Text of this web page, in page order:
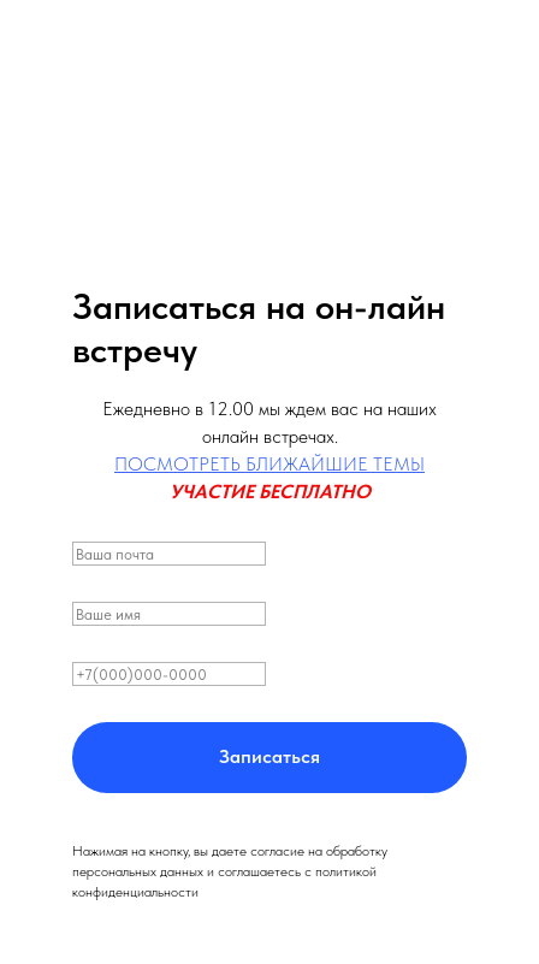
Записаться на он-лайн
встречу
Ежедневно в 12.00 мы ждем вас на наших
онлайн встречах.
ПОСМОТРЕТЬ БЛИЖАЙШИЕ ТЕМЫ
УЧАСТИЕ БЕСПЛАТНО
Записаться
Нажимая на кнопку, вы даете согласие на обработку
персональных данных и соглашаетесь c политикой
конфиденциальности